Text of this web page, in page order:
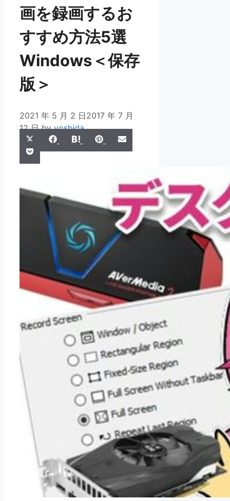
画を録画するお
すすめ方法5選
Windows＜保存
版＞
2021 年 5 月 2 日2017 年 7 月
12 日 byyoshida
Share
on
(Twitter)
Share
on
Facebook
Share
on
Hatena Share
on
PinterestShare
on
Share
on
Pocket